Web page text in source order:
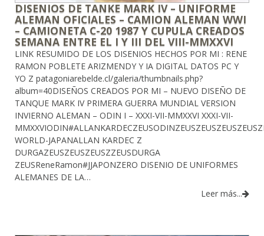
DISENIOS DE TANKE MARK IV – UNIFORME
ALEMAN OFICIALES – CAMION ALEMAN WWI
– CAMIONETA C-20 1987 Y CUPULA CREADOS
SEMANA ENTRE EL I Y III DEL VIII-MMXXVI
LINK RESUMIDO DE LOS DISENIOS HECHOS POR MI : RENE
RAMON POBLETE ARIZMENDY Y IA DIGITAL DATOS PC Y
YO Z patagoniarebelde.cl/galeria/thumbnails.php?
album=40DISEÑOS CREADOS POR MI – NUEVO DISEÑO DE
TANQUE MARK IV PRIMERA GUERRA MUNDIAL VERSION
INVIERNO ALEMAN – ODIN I – XXXI-VII-MMXXVI XXXI-VII-
WORLD-JAPANALLAN KARDEC Z
DURGAZEUSZEUSZEUSZZEUSDURGA
ZEUSReneRamon#JJAPONZERO DISENIO DE UNIFORMES
ALEMANES DE LA…
Leer más...